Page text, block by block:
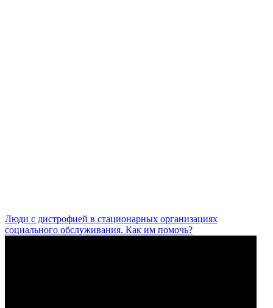
Люди с дистрофией в стационарных организациях
социального обслуживания. Как им помочь?